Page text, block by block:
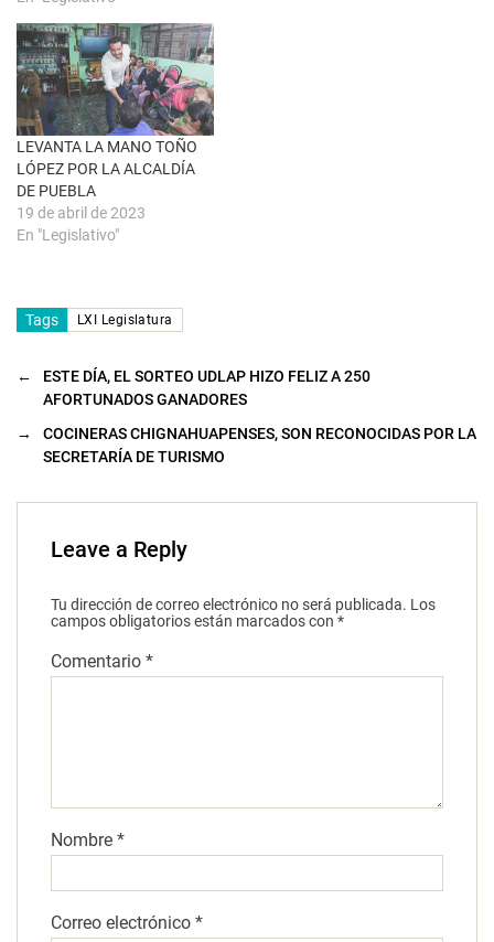
v
e
n
t
a
n
a
n
u
e
v
a
)
LEVANTA LA MANO TOÑO
LÓPEZ POR LA ALCALDÍA
DE PUEBLA
19 de abril de 2023
En "Legislativo"
Tags LXI Legislatura
←
ESTE DÍA, EL SORTEO UDLAP HIZO FELIZ A 250
AFORTUNADOS GANADORES
→
COCINERAS CHIGNAHUAPENSES, SON RECONOCIDAS POR LA
SECRETARÍA DE TURISMO
Leave a Reply
Tu dirección de correo electrónico no será publicada. Los
campos obligatorios están marcados con *
Comentario *
Nombre *
Correo electrónico *